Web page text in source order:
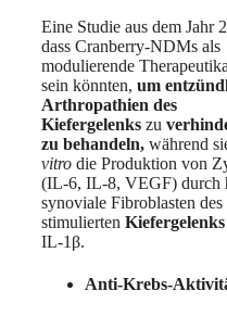
Eine Studie aus dem Jahr
dass Cranberry-NDMs als
modulierende
sein könnten, um
Arthropathien des
Kiefergelenks zu
zu behandeln, während
vitro die Produktion von
(IL-6, IL-8, VEGF) durch
synoviale Fibroblasten des
stimulierten Kiefergelenks
IL-1β.
Anti-Krebs-